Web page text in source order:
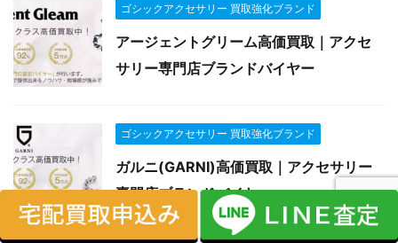
ゴシックアクセサリー 買取強化ブランド
アージェントグリーム高価買取｜アクセ
サリー専門店ブランドバイヤー
ゴシックアクセサリー 買取強化ブランド
ガルニ(GARNI)高価買取｜アクセサリー
専門店ブランドバイヤー